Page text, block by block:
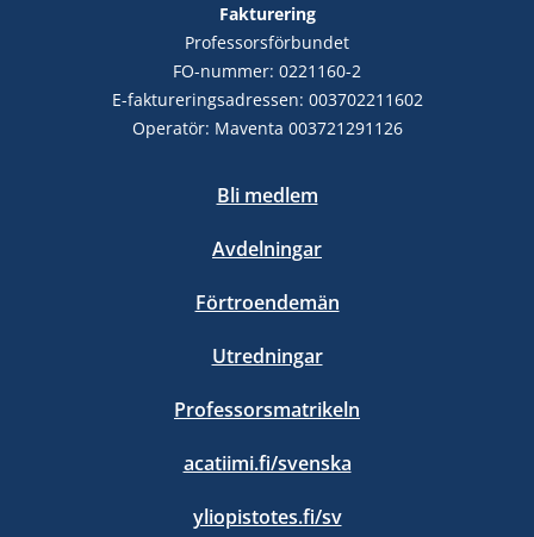
Fakturering
Professorsförbundet
FO-nummer: 0221160-2
E-faktureringsadressen: 003702211602
Operatör: Maventa 003721291126
Bli medlem
Avdelningar
Förtroendemän
Utredningar
Professorsmatrikeln
acatiimi.fi/svenska
yliopistotes.fi/sv